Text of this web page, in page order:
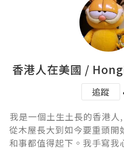
香港人在美國 /
追蹤
我是一個土生土長的香港
從木屋長大到如今要重頭開
和事都值得起下。我手寫我